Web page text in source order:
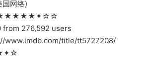
网络)
276,592 users
title/tt5727208/